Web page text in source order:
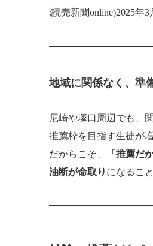
:読売新聞online)2025年3
地域に関係なく、準
尼崎や塚口周辺でも、
推薦枠を目指す生徒が
だからこそ、
「推薦だ
油断が命取り になること